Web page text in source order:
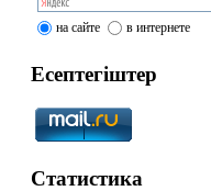
на сайте в интернете
Есептегіштер
Статистика